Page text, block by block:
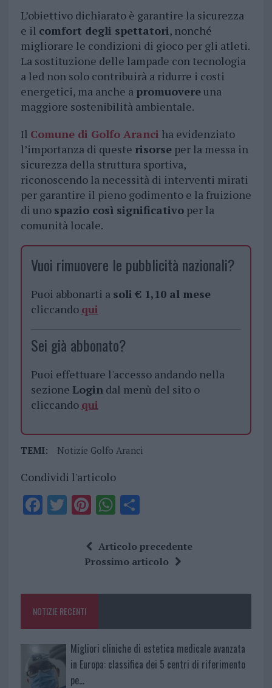
L’obiettivo dichiarato è garantire la sicurezza
e il comfort degli spettatori, nonché
migliorare le condizioni di gioco per gli atleti.
La sostituzione delle lampade con tecnologia
a led non solo contribuirà a ridurre i costi
energetici, ma anche a promuovereuna
maggiore sostenibilità ambientale.
Il Comune di Golfo Aranci ha evidenziato
l’importanza di queste risorseper la messa in
sicurezza della struttura sportiva,
riconoscendo la necessità di interventi mirati
per garantire il pieno godimento e la fruizione
di uno spazio così significativoper la
comunità locale.
Vuoi rimuovere le pubblicità nazionali?
Puoi abbonarti a soli € 1,10 al mese
cliccando qui
Sei già abbonato?
Puoi effettuare l'accesso andando nella
sezione Logindal menù del sito o
cliccando qui
TEMI: Notizie Golfo Aranci
Condividi l'articolo
F
o
k
T Pi
te
re
W
at
s
p
S
a
re
Articolo precedente
Prossimo articolo
NOTIZIE RECENTI
Migliori cliniche di estetica medicale avanzata
in Europa: classifica dei 5 centri di riferimento
pe…